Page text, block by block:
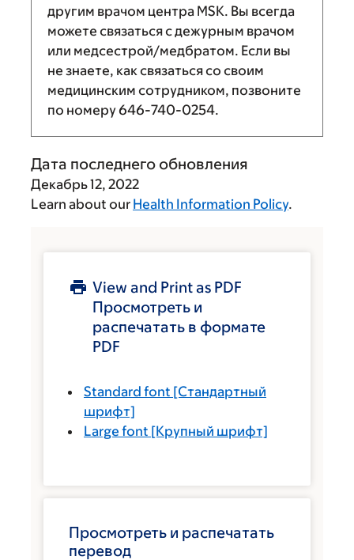
другим врачом центра MSK. Вы всегда
можете связаться с дежурным врачом
или медсестрой/медбратом. Если вы
не знаете, как связаться со своим
медицинским сотрудником, позвоните
по номеру646-740-0254.
Дата последнего обновления
Декабрь 12, 2022
Learn about our Health Information Policy.
View and Print as PDF
Просмотреть и
распечатать в формате
PDF
Standard font [Стандартный
шрифт]
Large font [Крупный шрифт]
Просмотреть и распечатать
перевод